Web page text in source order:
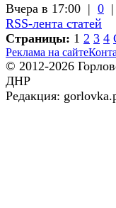
Вчера в 17:00 | 0 |
RSS-лента статей
Страницы: 1 2 3 4
Реклама на сайте
© 2012-2026
ДНР
Редакция: